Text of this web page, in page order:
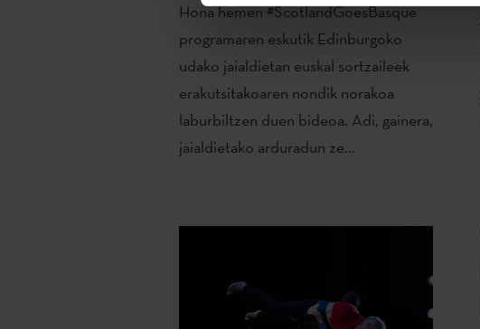
Hona hemen #ScotlandGoesBasque
programaren eskutik Edinburgoko
udako jaialdietan euskal sortzaileek
erakutsitakoaren nondik norakoa
laburbiltzen duen bideoa. Adi, gainera,
jaialdietako arduradun ze...